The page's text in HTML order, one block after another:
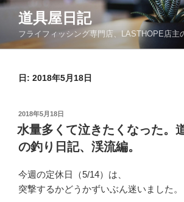
コ
ン
道具屋日記
フライフィッシング専門店、LASTHOPE店主
日: 2018年5月18日
投
稿
日:
2018年5月18日
水量多くて泣きたくなった。
の釣り日記、渓流編。
今週の定休日（5/14）は、
突撃するかどうかずいぶん迷いました。